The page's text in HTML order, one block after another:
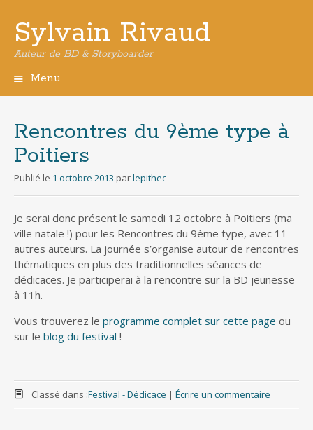
Sylvain Rivaud
Auteur de BD & Storyboarder
Menu
principal
Rencontres du 9ème type à
Poitiers
Publié le 1 octobre 2013 parlepithec
Je serai donc présent le samedi 12 octobre à Poitiers (ma
ville natale !) pour les Rencontres du 9ème type, avec 11
autres auteurs. La journée s’organise autour de rencontres
thématiques en plus des traditionnelles séances de
dédicaces. Je participerai à la rencontre sur la BD jeunesse
à 11h.
Vous trouverez le programme complet sur cette page ou
sur le blog du festival !
Classé dans :Festival - Dédicace | Écrire un commentaire